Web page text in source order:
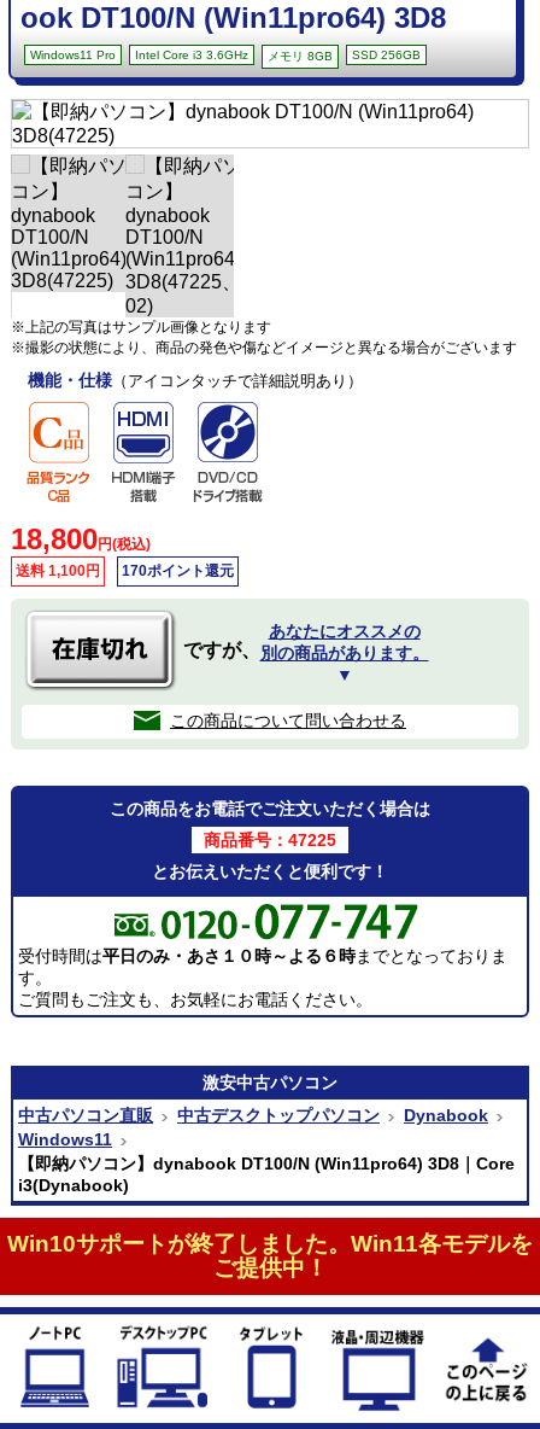
ook DT100/N (Win11pro64) 3D8
Windows11 Pro Intel Core i3 3.6GHz メモリ 8GB SSD 256GB
※上記の写真はサンプル画像となります
※撮影の状態により、商品の発色や傷などイメージと異なる場合がございます
機能・仕様（アイコンタッチで詳細説明あり）
18,800円(税込)
送料 1,100円
170ポイント還元
ですが、
あなたにオススメの
別の商品があります。
▼
この商品について問い合わせる
この商品をお電話でご注文いただく場合は
商品番号：47225
とお伝えいただくと便利です！
受付時間は平日のみ・あさ１０時～よる６時までとなっておりま
す。
ご質問もご注文も、お気軽にお電話ください。
激安中古パソコン
中古パソコン直販
中古デスクトップパソコン
Dynabook
Windows11
【即納パソコン】dynabook DT100/N (Win11pro64) 3D8｜Core
i3(Dynabook)
Win10サポートが終了しました。Win11各モデルを
ご提供中！